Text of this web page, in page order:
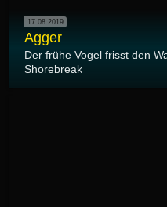
17.08.2019
Agger
Der frühe Vogel frisst den
Shorebreak